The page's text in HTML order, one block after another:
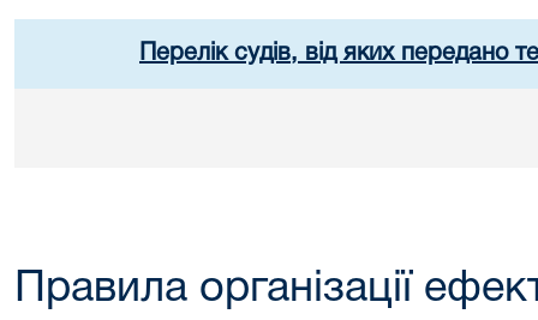
Перелік судів, від яких передано
Правила організації